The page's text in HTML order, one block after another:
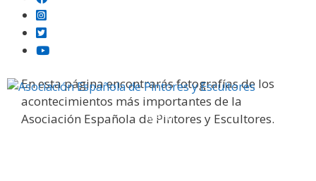
Menú
En esta página encontrarás fotografías de los
acontecimientos más importantes de la
Asociación Española de Pintores y Escultores.